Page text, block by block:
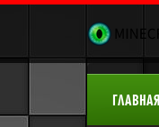
ГЛАВНАЯ